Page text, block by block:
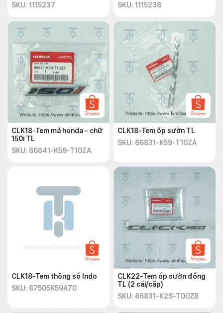
SKU: 1115237
SKU: 1115238
CLK18-Tem má honda – chữ
150i TL
SKU: 86641-K59-T10ZA
CLK18-Tem ốp sườn TL
SKU: 86831-K59-T10ZA
CLK18-Tem thông số Indo
SKU: 87505K59A70
CLK22-Tem ốp sườn đồng
TL (2 cái/cặp)
SKU: 86831-K2S-T00ZB